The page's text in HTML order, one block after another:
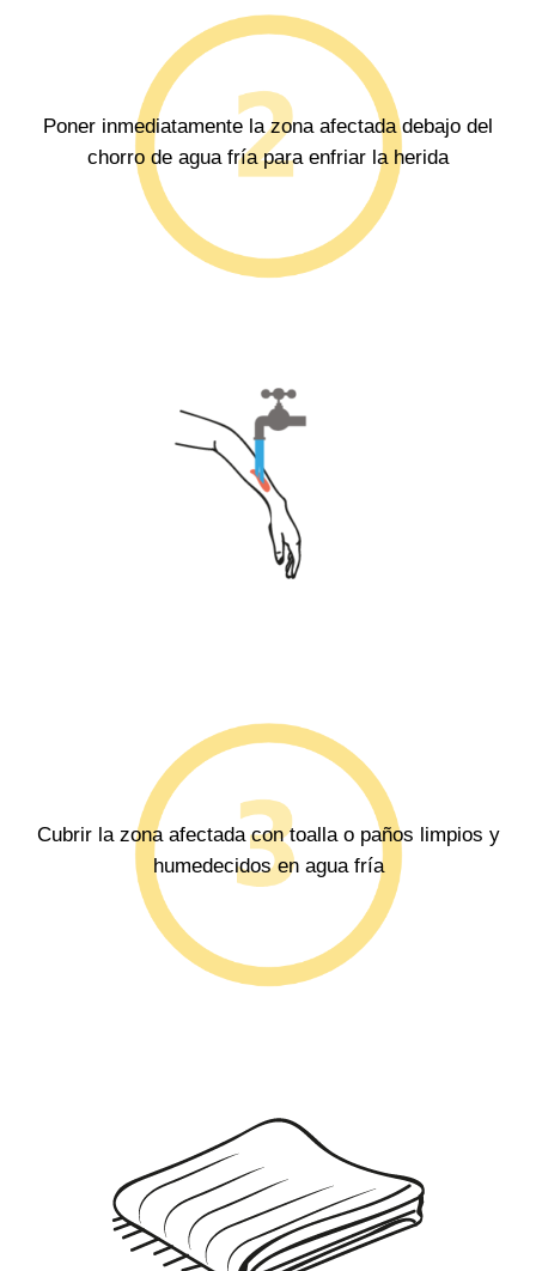
Poner inmediatamente la zona afectada debajo del
chorro de agua fría para enfriar la herida
Cubrir la zona afectada con toalla o paños limpios y
humedecidos en agua fría